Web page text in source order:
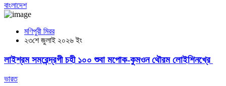
বাংলাদেশ
মণিপুরী মিরর
২৩শে জুলাই ২০২৬ ইং
লাইশ্রম সমরেন্দ্রগী চহী ১০০ শুবা মপোক-কুমওন থৌরম লোইশিনখ্রে
ভারত